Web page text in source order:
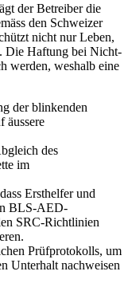
der Betreiber die
den Schweizer
nicht nur Leben,
Die Haftung bei Nicht-
werden, weshalb eine
der blinkenden
äussere
des
im
Ersthelfer und
BLS-AED-
SRC-Richtlinien
Prüfprotokolls, um
Unterhalt nachweisen